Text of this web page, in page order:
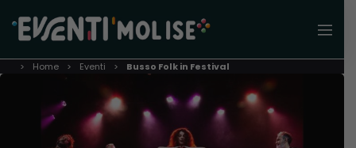
Home Eventi Busso Folk in Festival